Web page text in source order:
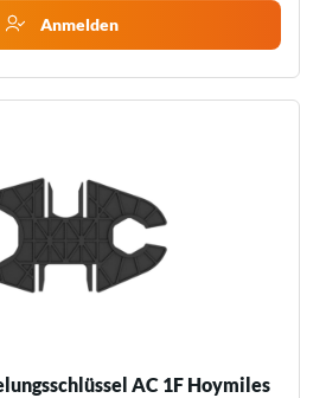
Anmelden
AC 1F Hoymiles